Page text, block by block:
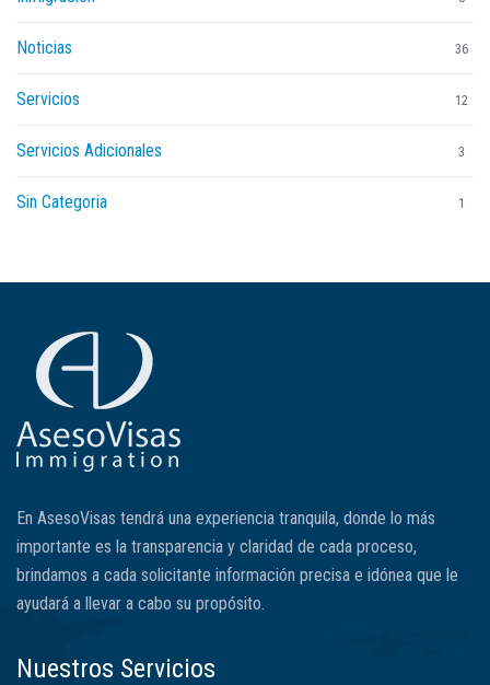
Noticias 36
Servicios 12
Servicios Adicionales 3
Sin Categoria 1
En AsesoVisas tendrá una experiencia tranquila, donde lo más
importante es la transparencia y claridad de cada proceso,
brindamos a cada solicitante información precisa e idónea que le
ayudará a llevar a cabo su propósito.
Nuestros Servicios